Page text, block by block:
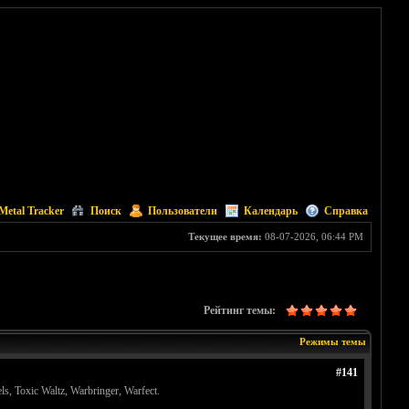
Tracker Поиск Пользователи Календарь Справка
Текущее время: 08-07-2026, 06:44 PM
Рейтинг темы:
Режимы темы
#141
Toxic Waltz, Warbringer, Warfect.